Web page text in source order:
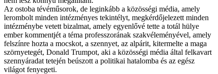
Az ostoba tévéműsorok, de leginkább a közösségi média, amely
lerombolt minden intézményes tekintélyt, megkérdőjelezett minden
intézménybe vetett bizalmat, amely egyenlővé tette a totál hülye
ember kommentjét a téma professzorának szakvéleményével, amely
felszínre hozta a mocskot, a szennyet, az alpárit, kitermelte a maga
szörnyetegét, Donald Trumpot, aki a közösségi média által felkavart
szennyáradat tetején beúszott a politikai hatalomba és az egész
világot fenyegeti.